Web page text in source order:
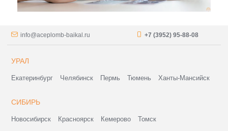
info@aceplomb-baikal.ru +7 (3952) 95-88-08
УРАЛ
Екатеринбург Челябинск Пермь Тюмень Ханты-Мансийск
СИБИРЬ
Новосибирск Красноярск Кемерово Томск